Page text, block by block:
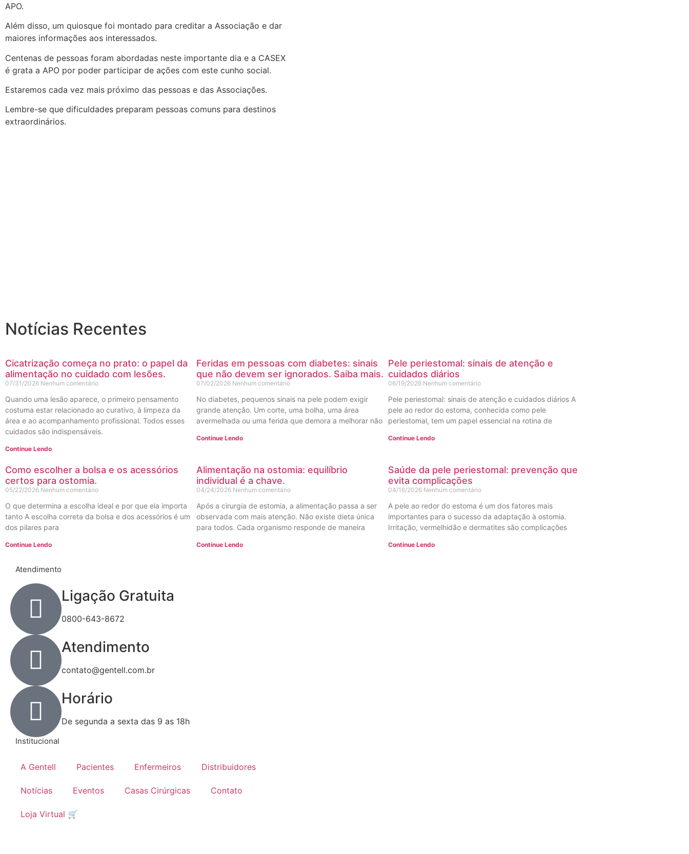
APO.
Além disso, um quiosque foi montado para creditar a Associação e dar
maiores informações aos interessados.
Centenas de pessoas foram abordadas neste importante dia e a CASEX
é grata a APO por poder participar de ações com este cunho social.
Estaremos cada vez mais próximo das pessoas e das Associações.
Lembre-se que dificuldades preparam pessoas comuns para destinos
extraordinários.
Notícias Recentes
Cicatrização começa no prato: o papel da
alimentação no cuidado com lesões.
07/31/2026 Nenhum comentário
Quando uma lesão aparece, o primeiro pensamento
costuma estar relacionado ao curativo, à limpeza da
área e ao acompanhamento profissional. Todos esses
cuidados são indispensáveis.
Continue Lendo
Feridas em pessoas com diabetes: sinais
que não devem ser ignorados. Saiba mais.
07/02/2026 Nenhum comentário
No diabetes, pequenos sinais na pele podem exigir
grande atenção. Um corte, uma bolha, uma área
avermelhada ou uma ferida que demora a melhorar não
Continue Lendo
Pele periestomal: sinais de atenção e
cuidados diários
06/19/2026 Nenhum comentário
Pele periestomal: sinais de atenção e cuidados diários A
pele ao redor do estoma, conhecida como pele
periestomal, tem um papel essencial na rotina de
Continue Lendo
Como escolher a bolsa e os acessórios
certos para ostomia.
05/22/2026 Nenhum comentário
O que determina a escolha ideal e por que ela importa
tanto A escolha correta da bolsa e dos acessórios é um
dos pilares para
Continue Lendo
Alimentação na ostomia: equilíbrio
individual é a chave.
04/24/2026 Nenhum comentário
Após a cirurgia de estomia, a alimentação passa a ser
observada com mais atenção. Não existe dieta única
para todos. Cada organismo responde de maneira
Continue Lendo
Saúde da pele periestomal: prevenção que
evita complicações
04/16/2026 Nenhum comentário
A pele ao redor do estoma é um dos fatores mais
importantes para o sucesso da adaptação à ostomia.
Irritação, vermelhidão e dermatites são complicações
Continue Lendo
Atendimento
Ligação Gratuita
0800-643-8672
Atendimento
contato@gentell.com.br
Horário
De segunda a sexta das 9 as 18h
Institucional
A Gentell Pacientes Enfermeiros Distribuidores
Notícias Eventos Casas Cirúrgicas Contato
Loja Virtual 🛒